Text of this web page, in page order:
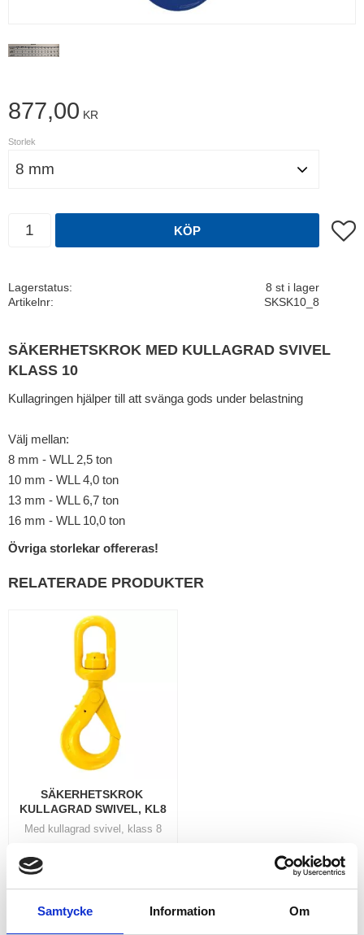
Samtycke Information Om
877,00 KR
Storlek
KÖP Lägg
Lagerstatus
8 st i lager
Artikelnr
SKSK10_8
SÄKERHETSKROK MED KULLAGRAD SVIVEL
KLASS 10
Kullagringen hjälper till att svänga gods under belastning
Välj mellan:
8 mm - WLL 2,5 ton
10 mm - WLL 4,0 ton
13 mm - WLL 6,7 ton
16 mm - WLL 10,0 ton
Övriga storlekar offereras!
RELATERADE PRODUKTER
SÄKERHETSKROK
KULLAGRAD SWIVEL, KL8
Med kullagrad svivel, klass 8
Lägg till i favoriter